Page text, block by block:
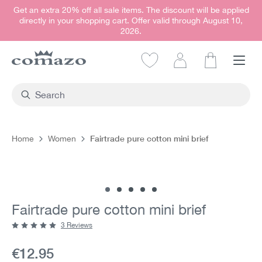
content
Get an extra 20% off all sale items. The discount will be applied
directly in your shopping cart. Offer valid through August 10,
2026.
Home Women Fairtrade pure cotton mini brief
Fairtrade pure cotton mini brief
Current price:
€12.95
3 Reviews